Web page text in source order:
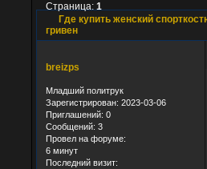
Где купить женский
гривен
Страница: 1
breizps
Младший политрук
Зарегистрирован: 2023-03-06
Приглашений: 0
Сообщений: 3
Провел на форуме:
6 минут
Последний визит: